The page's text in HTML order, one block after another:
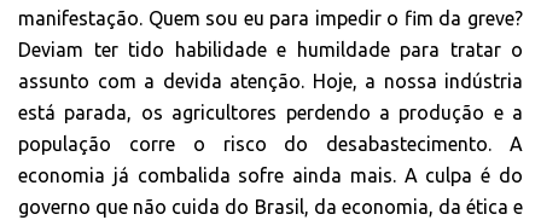
manifestação. Quem sou eu para impedir o fim da greve?
Deviam ter tido habilidade e humildade para tratar o
assunto com a devida atenção. Hoje, a nossa indústria
está parada, os agricultores perdendo a produção e a
população corre o risco do desabastecimento. A
economia já combalida sofre ainda mais. A culpa é do
governo que não cuida do Brasil, da economia, da ética e